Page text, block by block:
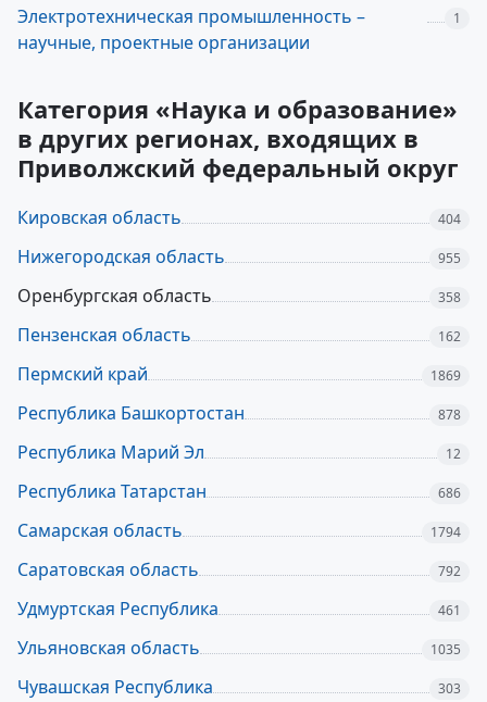
Электротехническая промышленность –
научные, проектные организации
1
Категория «Наука и образование»
в других регионах, входящих в
Приволжский федеральный округ
Кировская область 404
Нижегородская область 955
Оренбургская область 358
Пензенская область 162
Пермский край 1869
Республика Башкортостан 878
Республика Марий Эл 12
Республика Татарстан 686
Самарская область 1794
Саратовская область 792
Удмуртская Республика 461
Ульяновская область 1035
Чувашская Республика 303